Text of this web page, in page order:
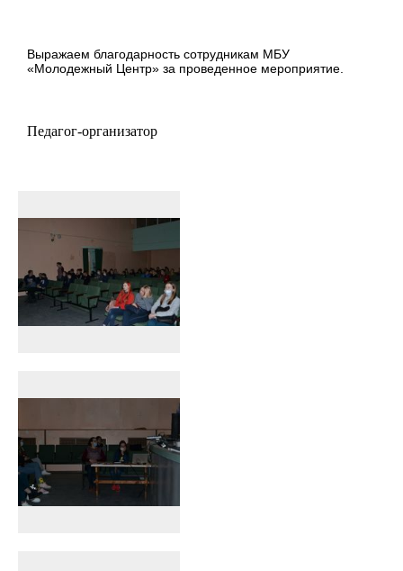
Выражаем благодарность сотрудникам МБУ
«Молодежный Центр» за проведенное мероприятие.
Педагог-организатор